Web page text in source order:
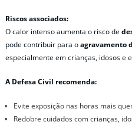
Riscos associados:
O calor intenso aumenta o risco de
pode contribuir para oagravamento
especialmente em crianças, idosos e
A Defesa Civil recomenda:
Evite exposição nas horas mais
Redobre cuidados com crianças,